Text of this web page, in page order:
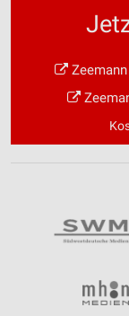
Zeemann